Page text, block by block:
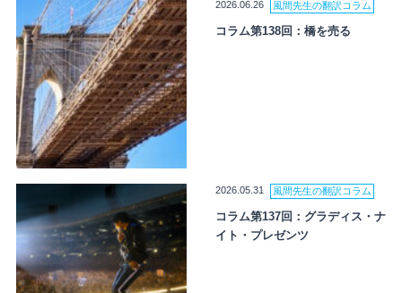
2026.06.26 風間先生の翻訳コラム
コラム第138回：橋を売る
2026.05.31 風間先生の翻訳コラム
コラム第137回：グラディス・ナ
イト・プレゼンツ